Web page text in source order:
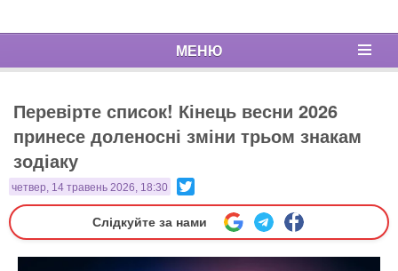
МЕНЮ
Перевірте список! Кінець весни 2026
принесе доленосні зміни трьом знакам
зодіаку
четвер, 14 травень 2026, 18:30
Слідкуйте за нами